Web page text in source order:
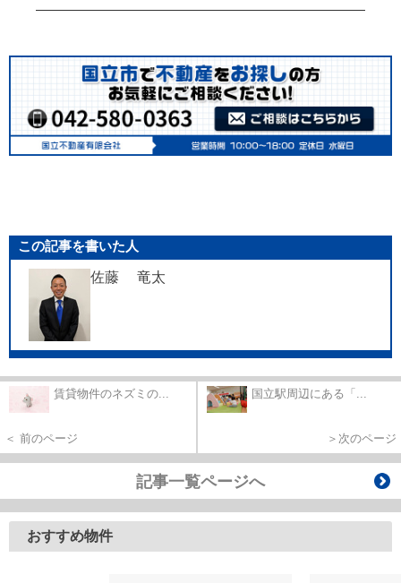
この記事を書いた人
佐藤 竜太
賃貸物件のネズミの...
＜ 前のページ
国立駅周辺にある「...
＞次のページ
記事一覧ページへ
おすすめ物件